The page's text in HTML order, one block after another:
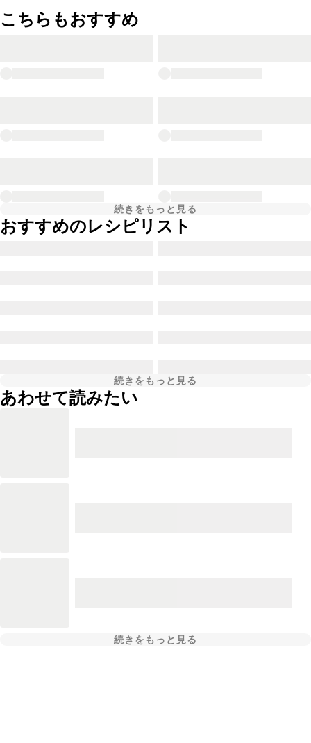
こちらもおすすめ
続きをもっと見る
おすすめのレシピリスト
続きをもっと見る
あわせて読みたい
続きをもっと見る